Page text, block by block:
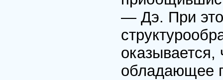
— Дэ. При
оказывается,
обладающее